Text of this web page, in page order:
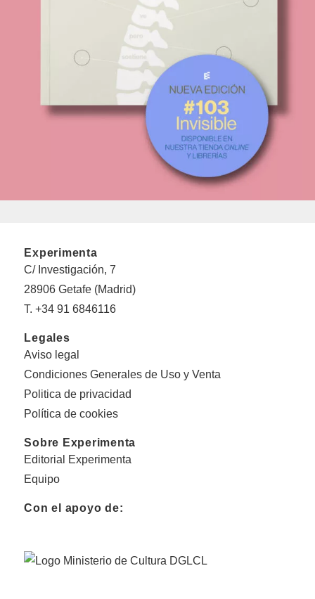
Experimenta
C/ Investigación, 7
28906 Getafe (Madrid)
T. +34 91 6846116
Legales
Aviso legal
Condiciones Generales de Uso y Venta
Politica de privacidad
Política de cookies
Sobre Experimenta
Editorial Experimenta
Equipo
Con el apoyo de: